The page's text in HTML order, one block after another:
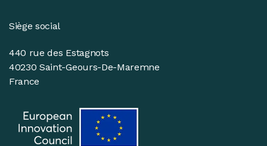
Siège social
440 rue des Estagnots
40230 Saint-Geours-De-Maremne
France